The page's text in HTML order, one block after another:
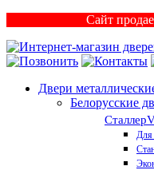
Сайт
Двери
Белорусские
Сталлер
Для